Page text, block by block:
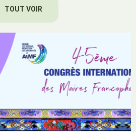
TOUT VOIR